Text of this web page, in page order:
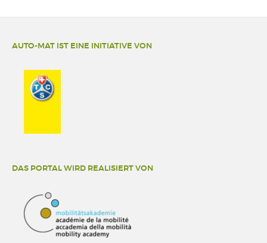
AUTO-MAT IST EINE INITIATIVE VON
DAS PORTAL WIRD REALISIERT VON